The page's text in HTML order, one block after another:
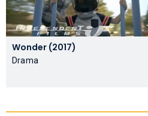
Wonder (2017)
Drama